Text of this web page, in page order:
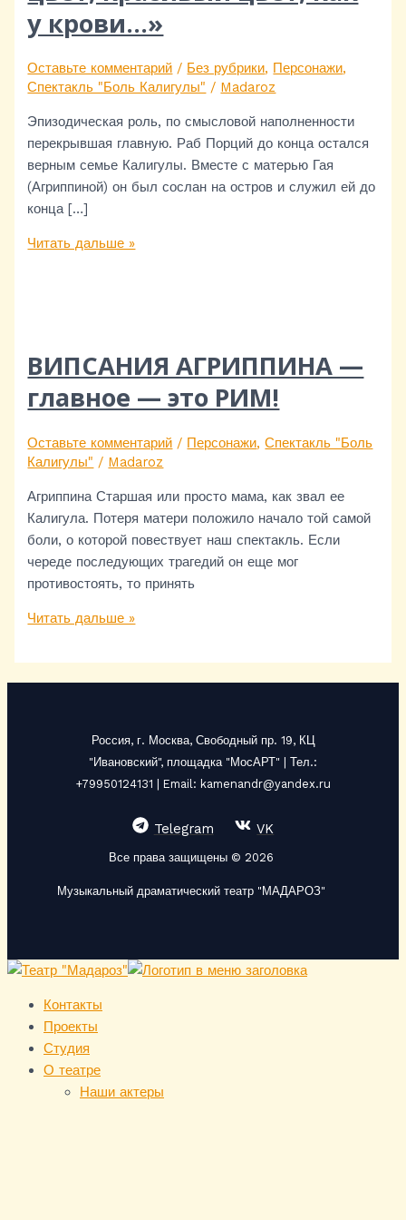
у крови…»
Оставьте комментарий / Без рубрики, Персонажи,
Спектакль "Боль Калигулы" / Madaroz
Эпизодическая роль, по смысловой наполненности
перекрывшая главную. Раб Порций до конца остался
верным семье Калигулы. Вместе с матерью Гая
(Агриппиной) он был сослан на остров и служил ей до
конца […]
Читать дальше »
ВИПСАНИЯ АГРИППИНА —
главное — это РИМ!
Оставьте комментарий / Персонажи,Спектакль "Боль
Калигулы" / Madaroz
Агриппина Старшая или просто мама, как звал ее
Калигула. Потеря матери положило начало той самой
боли, о которой повествует наш спектакль. Если
череде последующих трагедий он еще мог
противостоять, то принять
Читать дальше »
Россия, г. Москва, Свободный пр. 19, КЦ
"Ивановский", площадка "МосАРТ" | Тел.:
+79950124131 | Email: kamenandr@yandex.ru
Telegram VK
Все права защищены © 2026
Музыкальный драматический театр "МАДАРОЗ"
Контакты
Проекты
Студия
О театре
Наши актеры